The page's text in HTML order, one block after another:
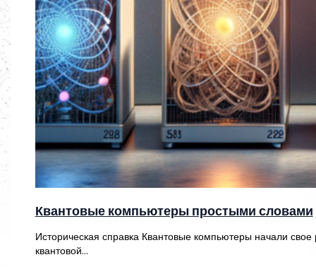
Квантовые компьютеры простыми словами
Историческая справка Квантовые компьютеры начали
квантовой…